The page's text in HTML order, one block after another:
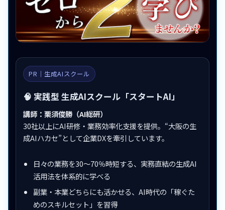
PR｜生成AIスクール
🧠 実践型 生成AIスクール「スタートAI」
講師：栗須俊勝（AI総研）
30社以上にAI研修・業務効率化支援を提供。“大阪の生
成AIハカセ”として企業DXを牽引しています。
日々の業務を30〜70％時短する、実務直結の生成AI
活用法を体系的に学べる
副業・本業どちらにも活かせる、AI時代の「稼ぐた
めのスキルセット」を習得